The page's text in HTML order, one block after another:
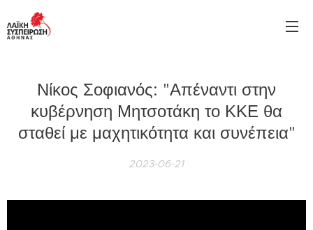
Νίκος Σοφιανός: "Απέναντι στην
κυβέρνηση Μητσοτάκη το ΚΚΕ θα
σταθεί με μαχητικότητα και συνέπεια"
2023-06-21